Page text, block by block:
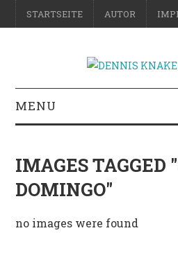
STARTSEITE AUTOR
MENU
DO-IT-YOURSELF
IMAGES TAGGED
DOMINGO"
no images were found